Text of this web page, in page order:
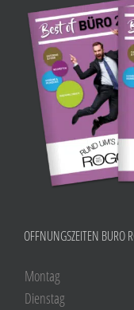
ÖFFNUNGSZEITEN BÜRO
Montag
Dienstag